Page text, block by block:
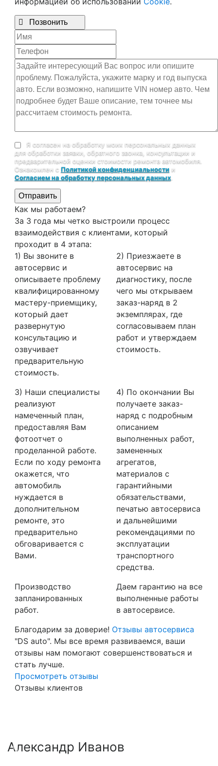
 Позвонить
Я согласен на обработку моих персональных данных
для обработки заявки, обратного звонка, консультации и
предварительной оценки стоимости ремонта автомобиля.
Ознакомлен с Политикой конфиденциальности и
Согласием на обработку персональных данных
Отправить
Как мы работаем?
За 3 года мы четко выстроили процесс
взаимодействия с клиентами, который
проходит в 4 этапа:
1) Вы звоните в
автосервис и
описываете проблему
квалифицированному
мастеру-приемщику,
который дает
развернутую
консультацию и
озвучивает
предварительную
стоимость.
2) Приезжаете в
автосервис на
диагностику, после
чего мы открываем
заказ-наряд в 2
экземплярах, где
согласовываем план
работ и утверждаем
стоимость.
3) Наши специалисты
реализуют
намеченный план,
предоставляя Вам
фотоотчет о
проделанной работе.
Если по ходу ремонта
окажется, что
автомобиль
нуждается в
дополнительном
ремонте, это
предварительно
обговаривается с
Вами.
4) По окончании Вы
получаете заказ-
наряд с подробным
описанием
выполненных работ,
замененных
агрегатов,
материалов с
гарантийными
обязательствами,
печатью автосервиса
и дальнейшими
рекомендациями по
эксплуатации
транспортного
средства.
Производство
запланированных
работ.
Даем гарантию на все
выполненные работы
в автосервисе.
Благодарим за доверие! Отзывы автосервиса
"DS auto". Мы все время развиваемся, ваши
отзывы нам помогают совершенствоваться и
стать лучше.
Просмотреть отзывы
Отзывы клиентов
Александр Иванов
Previous